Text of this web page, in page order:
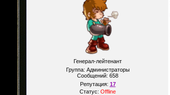
Генерал-лейтенант
Группа: Администраторы
Сообщений: 658
Репутация: 17
Статус: Offline